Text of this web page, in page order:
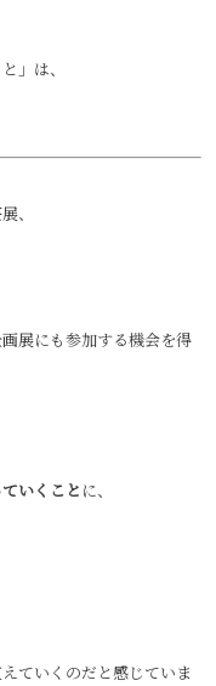
」は、
、
展にも参加する機会を得
いくこと に、
ていくのだと感じていま